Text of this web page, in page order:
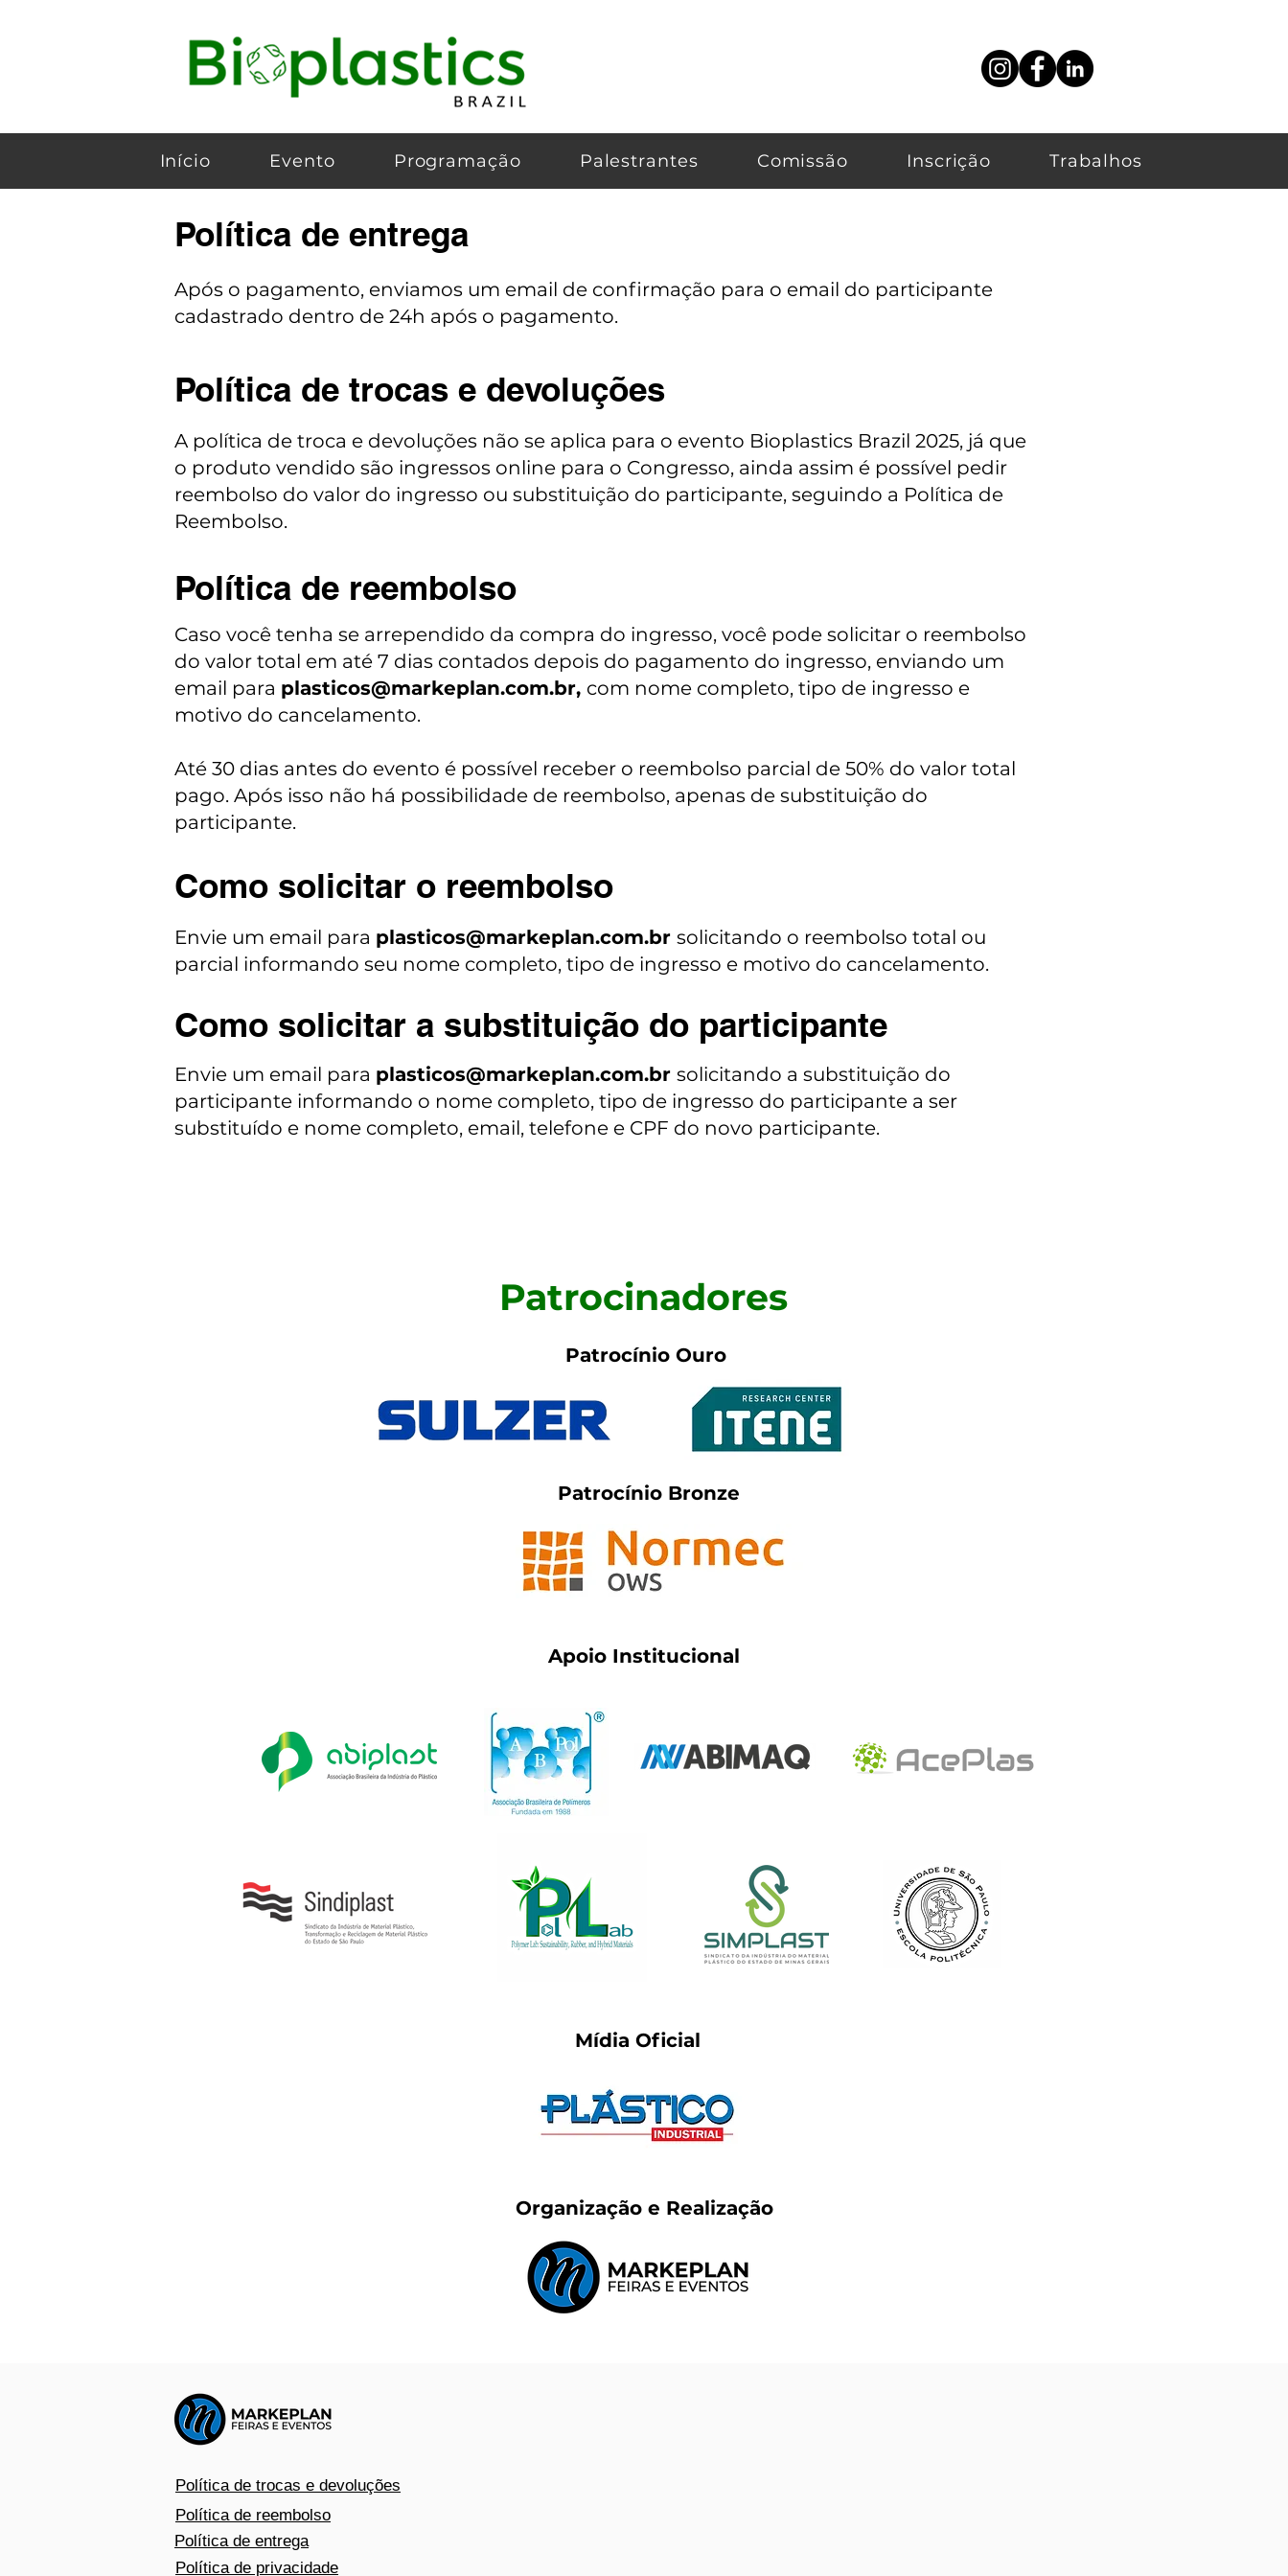
Início Evento Programação Palestrantes Comissão Inscrição Trabalhos
Política de entrega
Após o pagamento, enviamos um email de confirmação para o email do participante
cadastrado dentro de 24h após o pagamento.
Política de trocas e devoluções
A política de troca e devoluções não se aplica para o evento Bioplastics Brazil 2025, já que
o produto vendido são ingressos online para o Congresso, ainda assim é possível pedir
reembolso do valor do ingresso ou substituição do participante, seguindo a Política de
Reembolso.
Política de reembolso
Caso você tenha se arrependido da compra do ingresso, você pode solicitar o reembolso
do valor total em até 7 dias contados depois do pagamento do ingresso, enviando um
email para plasticos@markeplan.com.br, com nome completo, tipo de ingresso e
motivo do cancelamento.
Até 30 dias antes do evento é possível receber o reembolso parcial de 50% do valor total
pago. Após isso não há possibilidade de reembolso, apenas de substituição do
participante.
Como solicitar o reembolso
Envie um email para plasticos@markeplan.com.br solicitando o reembolso total ou
parcial informando seu nome completo, tipo de ingresso e motivo do cancelamento.
Como solicitar a substituição do participante
Envie um email para plasticos@markeplan.com.br solicitando a substituição do
participante informando o nome completo, tipo de ingresso do participante a ser
substituído e nome completo, email, telefone e CPF do novo participante.
Patrocinadores
Patrocínio Ouro
Patrocínio Bronze
Apoio Institucional
Mídia Oficial
Organização e Realização
Política de trocas e devoluções
Política de reembolso
Política de entrega
Política de privacidade